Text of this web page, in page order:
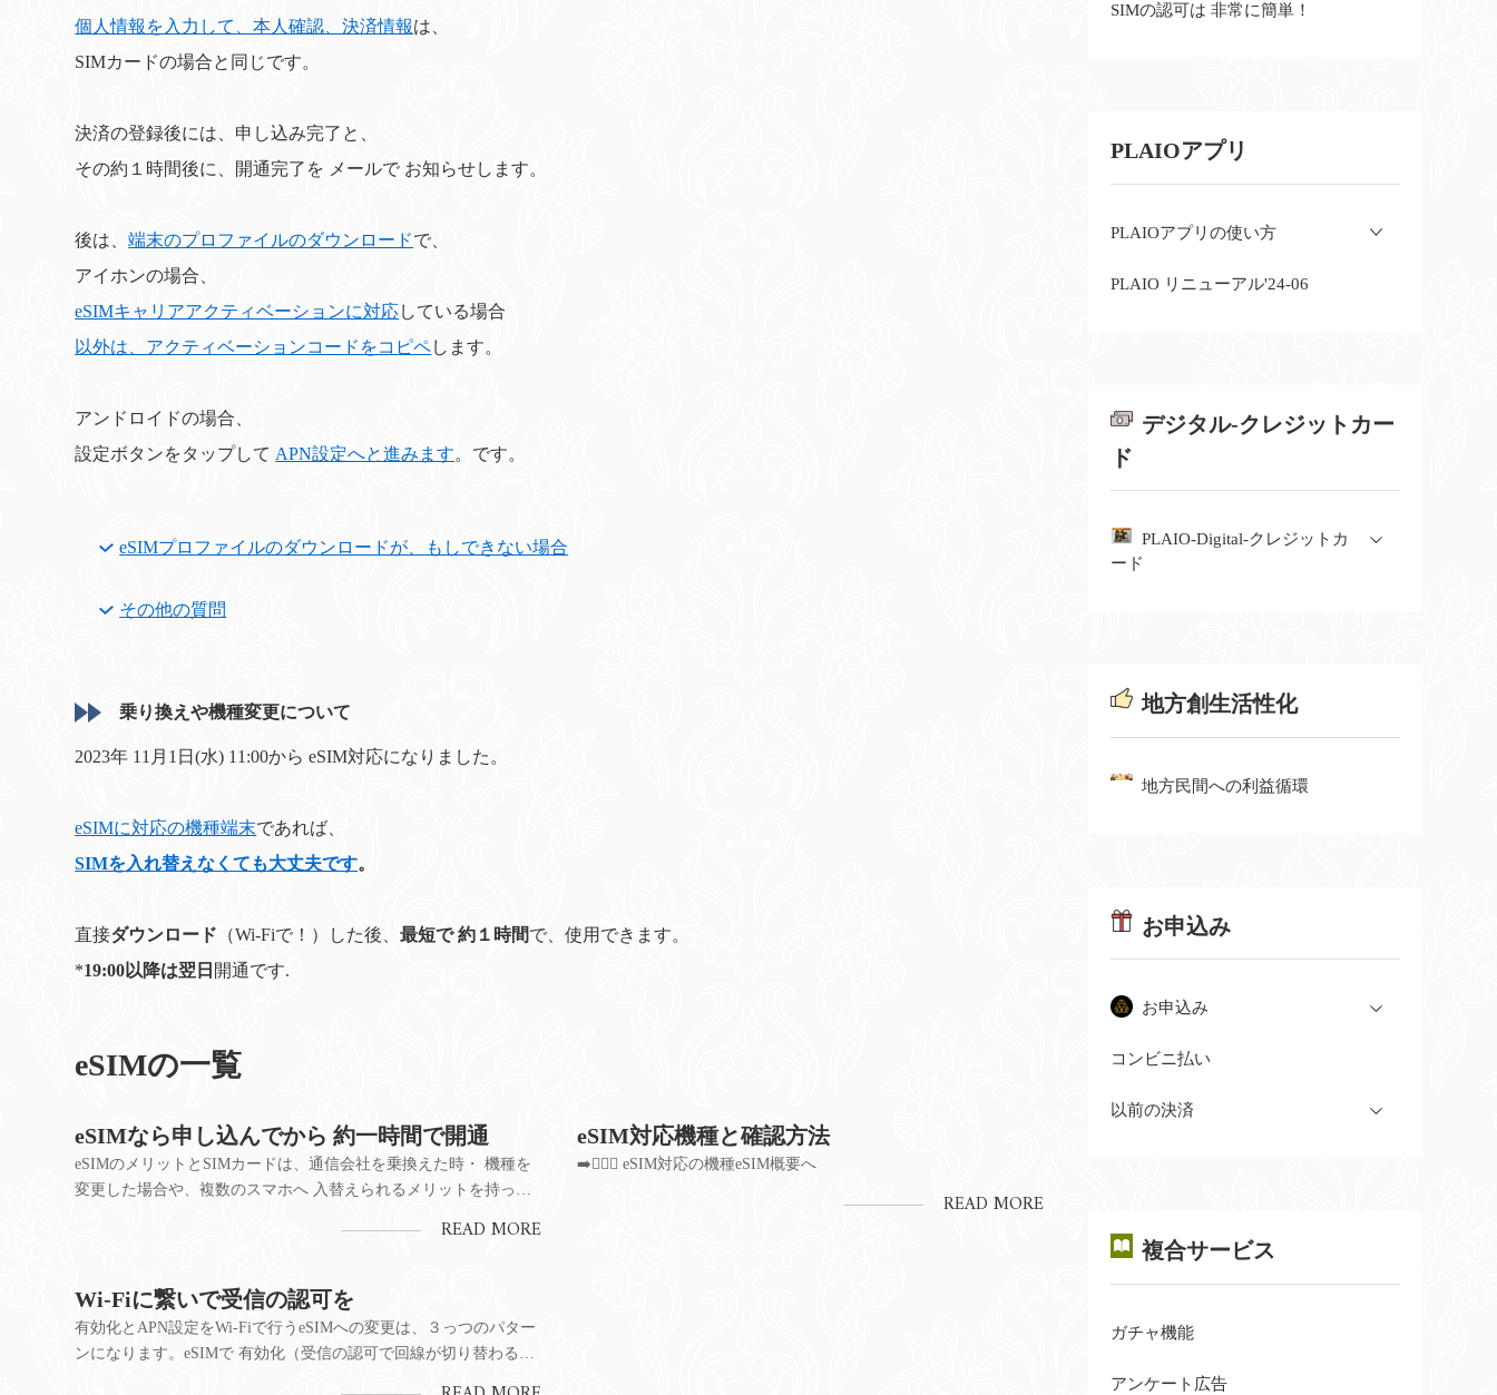
個人情報を入力して、本人確認、決済情報は、
SIMカードの場合と同じです。
決済の登録後には、申し込み完了と、
その約１時間後に、開通完了を メールで お知らせします。
後は、端末のプロファイルのダウンロードで、
アイホンの場合、
eSIMキャリアアクティベーションに対応している場合
以外は、アクティベーションコードをコピペします。
アンドロイドの場合、
設定ボタンをタップしてAPN設定へと進みます。です。
eSIMプロファイルのダウンロードが、もしできない場合
その他の質問
乗り換えや機種変更について
2023年 11月1日(水) 11:00から eSIM対応になりました。
eSIMに対応の機種端末であれば、
SIMを入れ替えなくても大丈夫です。
直接ダウンロード （Wi-Fiで！）した後、最短で 約１時間で、使用できます。
*19:00以降は翌日 開通です.
eSIMの一覧
eSIMなら申し込んでから 約一時間で開通
eSIMのメリットとSIMカードは、通信会社を乗換えた時・ 機種を
変更した場合や、複数のスマホへ 入替えられるメリットを持って
READ MORE
eSIM対応機種と確認方法
➡️🐦‍🔥💫 eSIM対応の機種eSIM概要へ
READ MORE
Wi-Fiに繋いで受信の認可を
有効化とAPN設定をWi-Fiで行うeSIMへの変更は、３っつのパター
ンになります。eSIMで 有効化（受信の認可で回線が切り替わる瞬
SIMの認可は 非常に簡単！
PLAIOアプリ
PLAIOアプリの使い方
PLAIO リニューアル'24-06
デジタル-クレジットカー
ド
PLAIO-Digital-クレジットカ
ード
地方創生活性化
地方民間への利益循環
お申込み
お申込み
コンビニ払い
以前の決済
複合サービス
ガチャ機能
アンケート広告